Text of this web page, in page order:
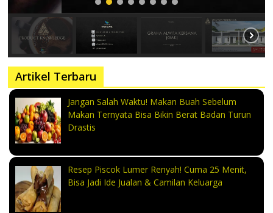
Artikel Terbaru
Jangan Salah Waktu! Makan Buah Sebelum
Makan Ternyata Bisa Bikin Berat Badan Turun
Drastis
Resep Piscok Lumer Renyah! Cuma 25 Menit,
Bisa Jadi Ide Jualan & Camilan Keluarga